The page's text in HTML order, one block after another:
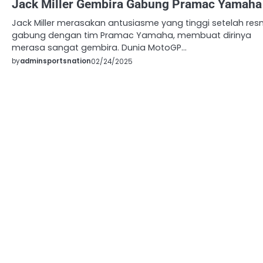
Jack Miller Gembira Gabung Pramac Yamaha
Jack Miller merasakan antusiasme yang tinggi setelah
gabung dengan tim Pramac Yamaha, membuat dirinya
merasa sangat gembira. Dunia MotoGP…
byadminsportsnation02/24/2025